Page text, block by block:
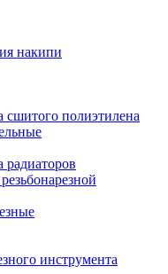
накипи
полиэтилена
инструмента